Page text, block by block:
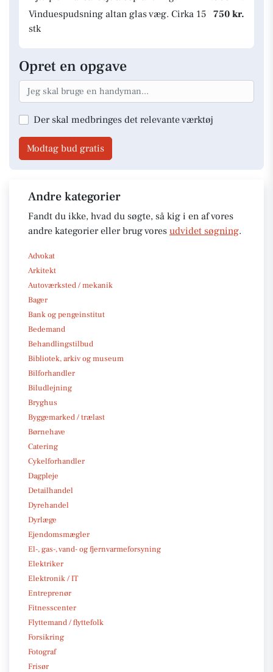
Vinduespudsning altan glas væg. Cirka 15
stk
750 kr.
Opret en opgave
Der skal medbringes det relevante værktøj
Modtag bud gratis
Andre kategorier
Fandt du ikke, hvad du søgte, så kig i en af vores
andre kategorier eller brug vores udvidet søgning.
Advokat
Arkitekt
Autoværksted / mekanik
Bager
Bank og pengeinstitut
Bedemand
Behandlingstilbud
Bibliotek, arkiv og museum
Bilforhandler
Biludlejning
Bryghus
Byggemarked / trælast
Børnehave
Catering
Cykelforhandler
Dagpleje
Detailhandel
Dyrehandel
Dyrlæge
Ejendomsmægler
El-, gas-, vand- og fjernvarmeforsyning
Elektriker
Elektronik / IT
Entreprenør
Fitnesscenter
Flyttemand / flyttefolk
Forsikring
Fotograf
Frisør